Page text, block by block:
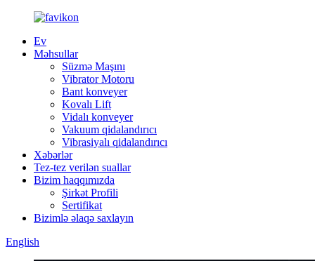
Ev
Məhsullar
Süzmə Maşını
Vibrator Motoru
Bant konveyer
Kovalı Lift
Vidalı konveyer
Vakuum qidalandırıcı
Vibrasiyalı qidalandırıcı
Xəbərlər
Tez-tez verilən suallar
Bizim haqqımızda
Şirkət Profili
Sertifikat
Bizimlə əlaqə saxlayın
English